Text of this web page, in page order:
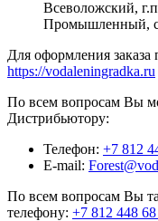
Всеволожский,
Промышленный,
Для оформления заказа
https://vodaleningradka.ru
По всем вопросам Вы
Дистрибьютору:
Телефон: +7 812
E-mail:
По всем вопросам Вы
телефону: +7 812 448